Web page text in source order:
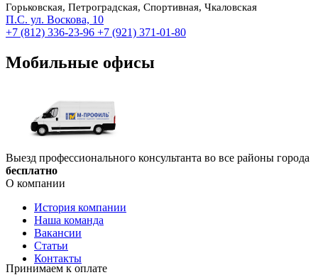
Горьковская, Петроградская, Спортивная, Чкаловская
П.С. ул. Воскова, 10
+7 (812) 336-23-96 +7 (921) 371-01-80
Мобильные офисы
Выезд профессионального консультанта во все районы города
бесплатно
О компании
История компании
Наша команда
Вакансии
Статьи
Контакты
Принимаем к оплате